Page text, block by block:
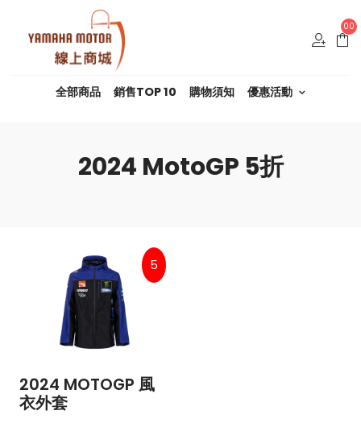
00
全部商品 銷售TOP 10 購物須知 優惠活動
2024 MotoGP 5折
5
2024 MOTOGP 風
衣外套